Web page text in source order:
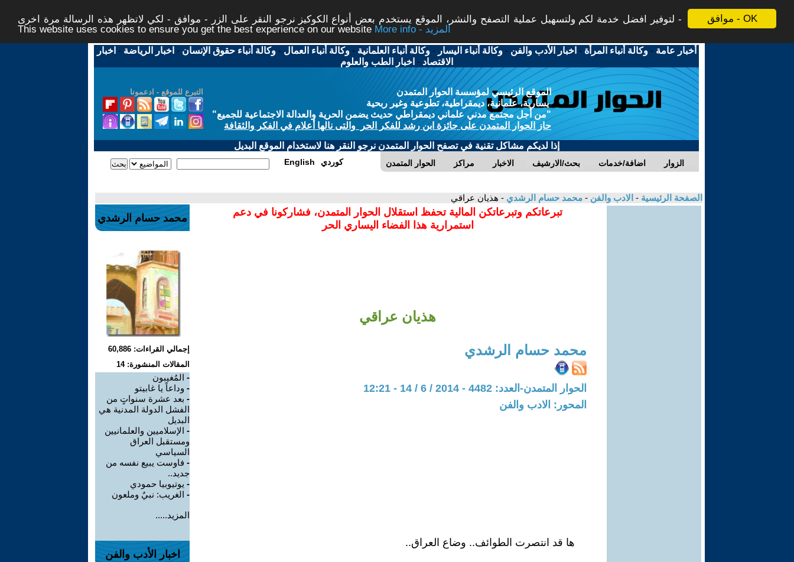
موافق - OK
لتوفير افضل خدمة لكم ولتسهيل عملية التصفح والنشر، الموقع يستخدم بعض أنواع الكوكيز نرجو النقر على الزر - موافق - لكي لاتظهر هذه الرسالة مرة اخرى -
This website uses cookies to ensure you get the best experience on our website
More info - المزيد
أخبار عامة -وكالة أنباء المرأة - اخبار الأدب والفن -وكالة أنباء اليسار -وكالة أنباء العلمانية -وكالة أنباء العمال -وكالة أنباء حقوق الإنسان - اخبار الرياضة - اخبار
الاقتصاد - اخبار الطب والعلوم
التبرع للموقع - ادعمونا
الموقع الرئيسي لمؤسسة الحوار المتمدن
يسارية، علمانية، ديمقراطية، تطوعية وغير ربحية
"من أجل مجتمع مدني علماني ديمقراطي حديث يضمن الحرية والعدالة الاجتماعية للجميع"
حاز الحوار المتمدن على جائزة ابن رشد للفكر الحر والتى نالها أعلام في الفكر والثقافة
إذا لديكم مشاكل تقنية في تصفح الحوار المتمدن نرجو النقر هنا لاستخدام الموقع البديل
الحوار المتمدن مراكز الاخبار بحث/الارشيف اضافة/خدمات الزوار English كوردي
الصفحة الرئيسية - الادب والفن - محمد حسام الرشدي - هذيان عراقي
تبرعاتكم وتبرعاتكن المالية تحفظ استقلال الحوار المتمدن، فشاركونا في دعم
استمرارية هذا الفضاء اليساري الحر
هذيان عراقي
محمد حسام الرشدي
الحوار المتمدن-العدد: 4482 - 2014 / 6 / 14 - 12:21
المحور: الادب والفن
ها قد انتصرت الطوائف.. وضاع العراق..
محمد حسام الرشدي
إجمالي القراءات: 60,886
المقالات المنشورة: 14
- المُغيبون
- وداعاً يا غابيتو
- بعد عشرة سنواتٍ من
الفشل الدولة المدنية هي
البديل
- الإسلاميين والعلمانيين
ومستقبل العراق
السياسي
- فاوست يبيع نفسه من
جديد..
- يوتيوبيا حمودي
- الغريب: نبيٌ وملعون
المزيد.....
اخبار الأدب والفن